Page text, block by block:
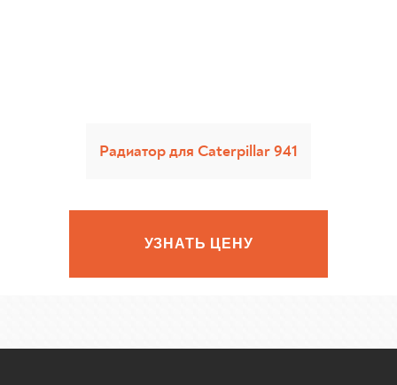
Радиатор для Caterpillar 941
УЗНАТЬ ЦЕНУ